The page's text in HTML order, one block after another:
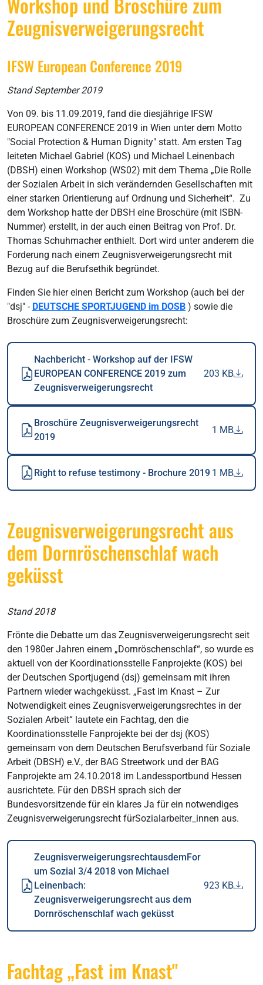
Zeugnisverweigerungsrecht
IFSW European Conference 2019
Stand September 2019
Von 09. bis 11.09.2019, fand die diesjährige IFSW
EUROPEAN CONFERENCE 2019 in Wien unter dem Motto
"Social Protection & Human Dignity" statt. Am ersten Tag
leiteten Michael Gabriel (KOS) und Michael Leinenbach
(DBSH) einen Workshop (WS02) mit dem Thema „Die Rolle
der Sozialen Arbeit in sich verändernden Gesellschaften mit
einer starken Orientierung auf Ordnung und Sicherheit“. Zu
dem Workshop hatte der DBSH eine Broschüre (mit ISBN-
Nummer) erstellt, in der auch einen Beitrag von Prof. Dr.
Thomas Schuhmacher enthielt. Dort wird unter anderem die
Forderung nach einem Zeugnisverweigerungsrecht mit
Bezug auf die Berufsethik begründet.
Finden Sie hier einen Bericht zum Workshop (auch bei der
"dsj" - DEUTSCHE SPORTJUGEND im DOSB ) sowie die
Broschüre zum Zeugnisverweigerungsrecht:
Nachbericht - Workshop auf der IFSW
EUROPEAN CONFERENCE 2019 zum
Zeugnisverweigerungsrecht
203 KB
Broschüre Zeugnisverweigerungsrecht
2019
1 MB
Right to refuse testimony - Brochure 2019 1 MB
Zeugnisverweigerungsrecht aus
dem Dornröschenschlaf wach
geküsst
Stand 2018
Frönte die Debatte um das Zeugnisverweigerungsrecht seit
den 1980er Jahren einem „Dornröschenschlaf“, so wurde es
aktuell von der Koordinationsstelle Fanprojekte (KOS) bei
der Deutschen Sportjugend (dsj) gemeinsam mit ihren
Partnern wieder wachgeküsst. „Fast im Knast – Zur
Notwendigkeit eines Zeugnisverweigerungsrechtes in der
Sozialen Arbeit“ lautete ein Fachtag, den die
Koordinationsstelle Fanprojekte bei der dsj (KOS)
gemeinsam von dem Deutschen Berufsverband für Soziale
Arbeit (DBSH) e.V., der BAG Streetwork und der BAG
Fanprojekte am 24.10.2018 im Landessportbund Hessen
ausrichtete. Für den DBSH sprach sich der
Bundesvorsitzende für ein klares Ja für ein notwendiges
Zeugnisverweigerungsrecht fürSozialarbeiter_innen aus.
ZeugnisverweigerungsrechtausdemFor
um Sozial 3/4 2018 von Michael
Leinenbach:
Zeugnisverweigerungsrecht aus dem
Dornröschenschlaf wach geküsst
923 KB
Fachtag „Fast im Knast"